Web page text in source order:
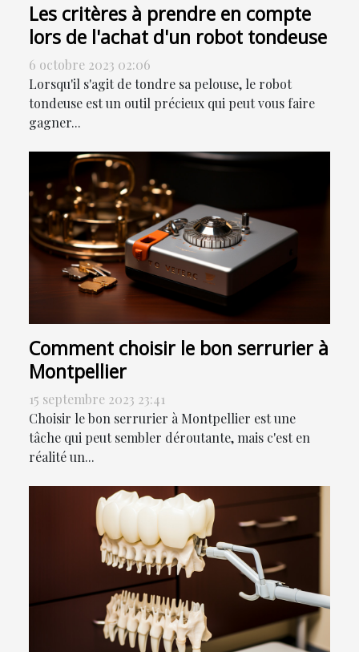
Les critères à prendre en compte
lors de l'achat d'un robot tondeuse
6 octobre 2023 02:06
Lorsqu'il s'agit de tondre sa pelouse, le robot
tondeuse est un outil précieux qui peut vous faire
gagner...
Comment choisir le bon serrurier à
Montpellier
15 septembre 2023 23:41
Choisir le bon serrurier à Montpellier est une
tâche qui peut sembler déroutante, mais c'est en
réalité un...